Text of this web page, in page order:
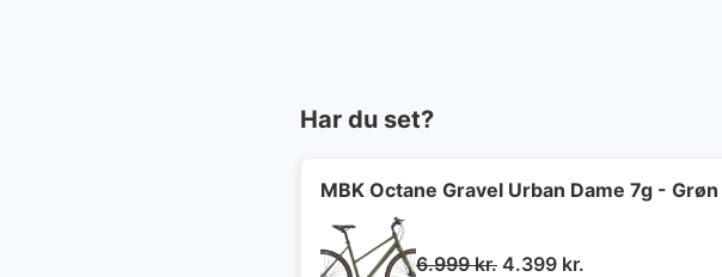
Har du set?
MBK Octane Gravel Urban Dame 7g - Grøn
6.999kr. Den
4.399 kr.